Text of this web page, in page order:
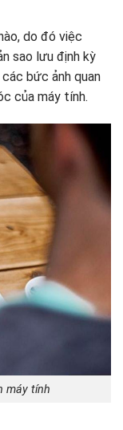
do đó việc
sao lưu định kỳ
bức ảnh quan
của máy tính.
máy tính